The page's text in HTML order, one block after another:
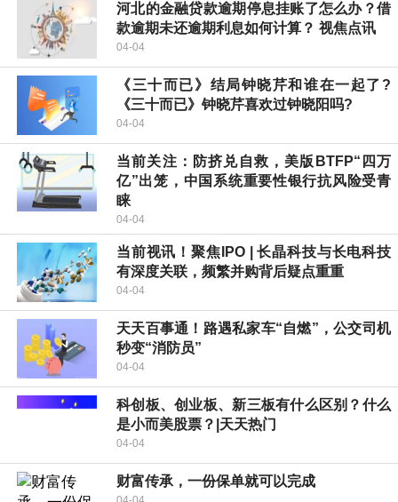
河北的金融贷款逾期停息挂账了怎么办？借
款逾期未还逾期利息如何计算？ 视焦点讯
04-04
《三十而已》结局钟晓芹和谁在一起了?
《三十而已》钟晓芹喜欢过钟晓阳吗?
04-04
当前关注：防挤兑自救，美版BTFP“四万
亿”出笼，中国系统重要性银行抗风险受青
睐
04-04
当前视讯！聚焦IPO | 长晶科技与长电科技
有深度关联，频繁并购背后疑点重重
04-04
天天百事通！路遇私家车“自燃”，公交司机
秒变“消防员”
04-04
科创板、创业板、新三板有什么区别？什么
是小而美股票？|天天热门
04-04
财富传承，一份保单就可以完成